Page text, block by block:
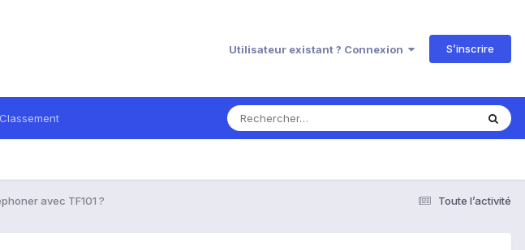
Utilisateur existant ? Connexion S’inscrire
Classement
Toute l’activité
avec TF101 ?